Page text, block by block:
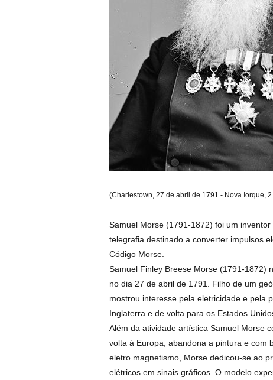
(Charlestown, 27 de abril de 1791 - Nova Iorque,
Samuel Morse (1791-1872) foi um
telegrafia destinado a converter impulsos
Código Morse.
Samuel Finley Breese Morse (1791-1872)
no dia 27 de abril de 1791. Filho de um
mostrou interesse pela eletricidade e pela
Inglaterra e de volta para os Estados
Além da atividade artística Samuel Morse
volta à Europa, abandona a pintura e com
eletro magnetismo, Morse dedicou-se ao
elétricos em sinais gráficos. O modelo